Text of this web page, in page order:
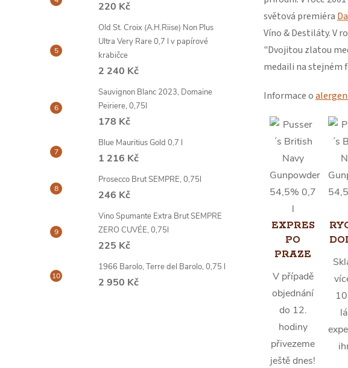
220 Kč
Old St. Croix (A.H.Riise) Non Plus
Ultra Very Rare 0,7 l v papírové
krabičce
2 240 Kč
Sauvignon Blanc 2023, Domaine
Peiriere, 0,75l
178 Kč
Blue Mauritius Gold 0,7 l
1 216 Kč
Prosecco Brut SEMPRE, 0,75l
246 Kč
Vino Spumante Extra Brut SEMPRE
ZERO CUVÉE, 0,75l
225 Kč
1966 Barolo, Terre del Barolo, 0,75 l
2 950 Kč
světová premiéra
Víno & Destiláty. V
"Dvojitou zlatou
medaili na stejném
Informace o
EXPRES
PO
PRAZE
V případě
objednání
do 12.
hodiny
přivezeme
ještě dnes!